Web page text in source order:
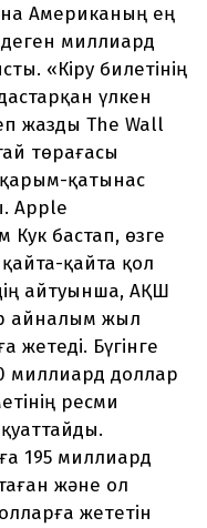
Американың ең
миллиард
«Кіру билетінің
үлкен
жазды The Wall
төрағасы
қатынас
Apple
бастап, өзге
қайта қол
айтуынша, АҚШ
айналым жыл
жетеді. Бүгінге
миллиард доллар
ресми
195 миллиард
және ол
жететін